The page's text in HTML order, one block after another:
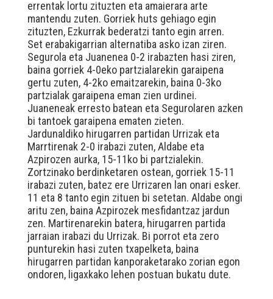
errentak lortu zituzten eta amaierara arte
mantendu zuten. Gorriek huts gehiago egin
zituzten, Ezkurrak bederatzi tanto egin arren.
Set erabakigarrian alternatiba asko izan ziren.
Segurola eta Juanenea 0-2 irabazten hasi ziren,
baina gorriek 4-0eko partzialarekin garaipena
gertu zuten, 4-2ko emaitzarekin, baina 0-3ko
partzialak garaipena eman zien urdinei.
Juaneneak erresto batean eta Segurolaren azken
bi tantoek garaipena ematen zieten.
Jardunaldiko hirugarren partidan Urrizak eta
Marrtirenak 2-0 irabazi zuten, Aldabe eta
Azpirozen aurka, 15-11ko bi partzialekin.
Zortzinako berdinketaren ostean, gorriek 15-11
irabazi zuten, batez ere Urrizaren lan onari esker.
11 eta 8 tanto egin zituen bi setetan. Aldabe ongi
aritu zen, baina Azpirozek mesfidantzaz jardun
zen. Martirenarekin batera, hirugarren partida
jarraian irabazi du Urrizak. Bi porrot eta zero
punturekin hasi zuten txapelketa, baina
hirugarren partidan kanporaketarako zorian egon
ondoren, ligaxkako lehen postuan bukatu dute.